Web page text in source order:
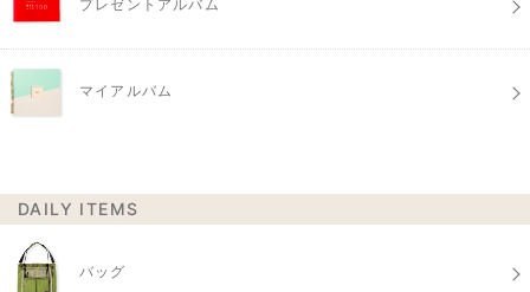
プレゼントアルバム
マイアルバム
DAILY ITEMS
バッグ